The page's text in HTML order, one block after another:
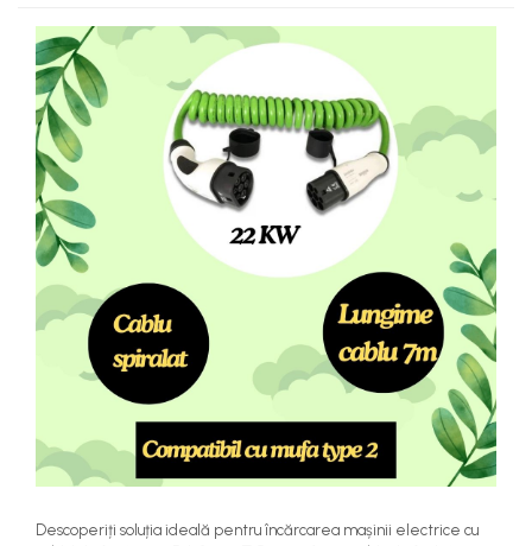
Descoperiți soluția ideală pentru încărcarea mașinii electrice cu